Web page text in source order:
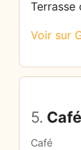
Terrasse
Voir sur
5.
Café